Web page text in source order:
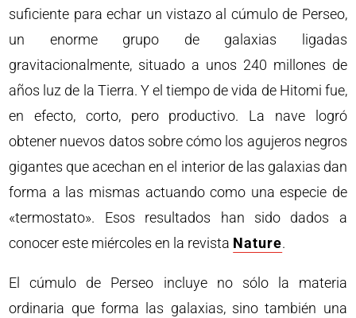
suficiente para echar un vistazo al cúmulo de Perseo,
un enorme grupo de galaxias ligadas
gravitacionalmente, situado a unos 240 millones de
años luz de la Tierra. Y el tiempo de vida de Hitomi fue,
en efecto, corto, pero productivo. La nave logró
obtener nuevos datos sobre cómo los agujeros negros
gigantes que acechan en el interior de las galaxias dan
forma a las mismas actuando como una especie de
«termostato». Esos resultados han sido dados a
conocer este miércoles en la revista Nature.
El cúmulo de Perseo incluye no sólo la materia
ordinaria que forma las galaxias, sino también una